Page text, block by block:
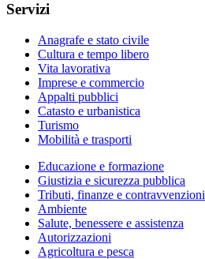
Servizi
Anagrafe e stato civile
Cultura e tempo libero
Vita lavorativa
Imprese e commercio
Appalti pubblici
Catasto e urbanistica
Turismo
Mobilità e trasporti
Educazione e formazione
Giustizia e sicurezza pubblica
Tributi, finanze e contravvenzioni
Ambiente
Salute, benessere e assistenza
Autorizzazioni
Agricoltura e pesca